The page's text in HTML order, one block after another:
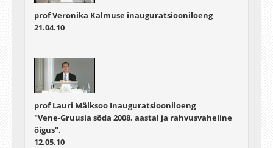
prof Veronika Kalmuse inauguratsiooniloeng
21.04.10
prof Lauri Mälksoo Inauguratsiooniloeng
"Vene-Gruusia sõda 2008. aastal ja rahvusvaheline
õigus".
12.05.10